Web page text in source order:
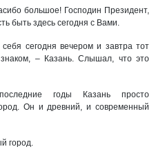
большое! Господин Президент,
быть здесь сегодня с Вами.
сегодня вечером и завтра тот
– Казань. Слышал, что это
годы Казань просто
Он и древний, и современный
город.